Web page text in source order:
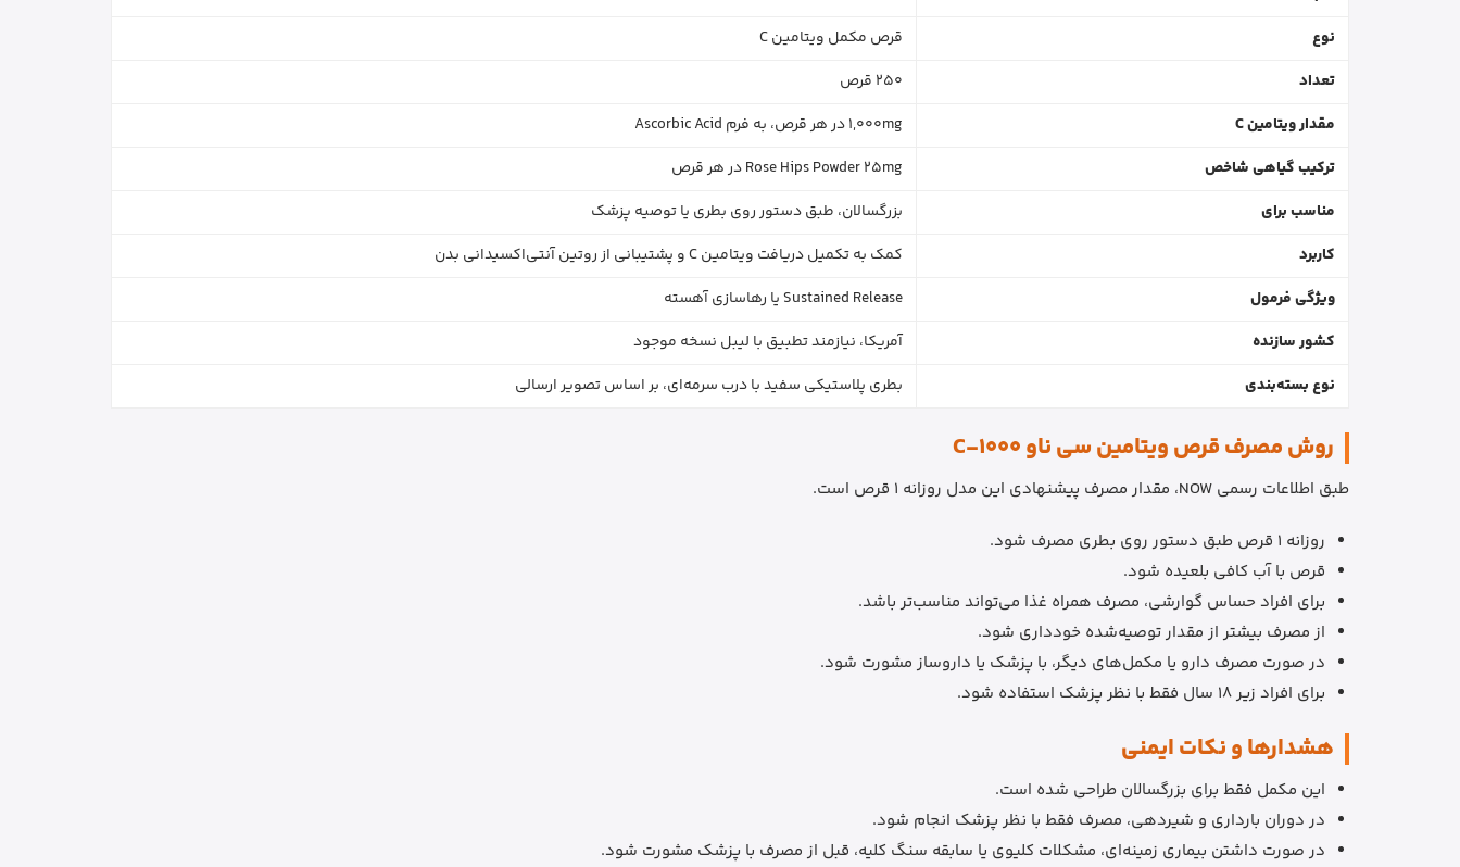
نوع
قرص مکمل ویتامین C
تعداد
250 قرص
مقدار ویتامین C
1,000mg در هر قرص، به فرم Ascorbic Acid
ترکیب گیاهی شاخص
Rose Hips Powder 25mg در هر قرص
مناسب برای
بزرگسالان، طبق دستور روی بطری یا توصیه پزشک
کاربرد
کمک به تکمیل دریافت ویتامین C و پشتیبانی از روتین آنتی‌اکسیدانی بدن
ویژگی فرمول
Sustained Release یا رهاسازی آهسته
کشور سازنده
آمریکا، نیازمند تطبیق با لیبل نسخه موجود
نوع بسته‌بندی
بطری پلاستیکی سفید با درب سرمه‌ای، بر اساس تصویر ارسالی
روش مصرف قرص ویتامین سی ناو C-1000
طبق اطلاعات رسمی NOW، مقدار مصرف پیشنهادی این مدل روزانه 1 قرص است.
روزانه 1 قرص طبق دستور روی بطری مصرف شود.
قرص با آب کافی بلعیده شود.
برای افراد حساس گوارشی، مصرف همراه غذا می‌تواند مناسب‌تر باشد.
از مصرف بیشتر از مقدار توصیه‌شده خودداری شود.
در صورت مصرف دارو یا مکمل‌های دیگر، با پزشک یا داروساز مشورت شود.
برای افراد زیر 18 سال فقط با نظر پزشک استفاده شود.
هشدارها و نکات ایمنی
این مکمل فقط برای بزرگسالان طراحی شده است.
در دوران بارداری و شیردهی، مصرف فقط با نظر پزشک انجام شود.
در صورت داشتن بیماری زمینه‌ای، مشکلات کلیوی یا سابقه سنگ کلیه، قبل از مصرف با پزشک مشورت شود.